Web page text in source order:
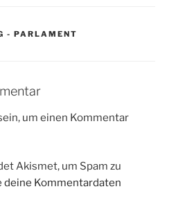
- PARLAMENT
um einen Kommentar
Akismet, um Spam zu
deine Kommentardaten